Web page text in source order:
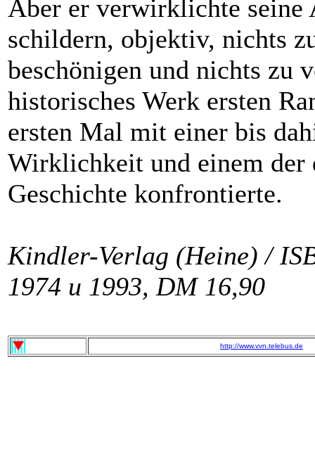
Aber er verwirklichte seine
schildern, objektiv, nichts
beschönigen und nichts zu
historisches Werk ersten
ersten Mal mit einer bis
Wirklichkeit und einem der
Geschichte konfrontierte.
Kindler-Verlag (Heine) /
1974 u 1993, DM 16,90
http://www.vvn.telebus.de